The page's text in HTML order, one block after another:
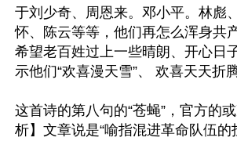
于刘少奇、周恩来。邓小平。林彪
怀、陈云等等，他们再怎么浑身共
希望老百姓过上一些晴朗、开心日
示他们“欢喜漫天雪”、 欢喜天天折
这首诗的第八句的“苍蝇”，官方的
析】文章说是“喻指混进革命队伍的